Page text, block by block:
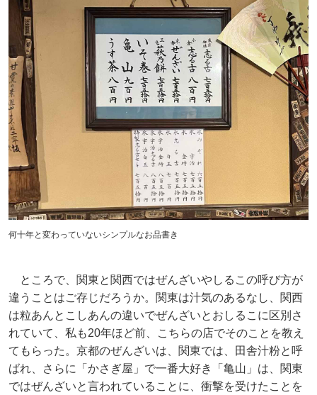
何十年と変わっていないシンプルなお品書き
ところで、関東と関西ではぜんざいやしるこの呼び方が
違うことはご存じだろうか。関東は汁気のあるなし、関西
は粒あんとこしあんの違いでぜんざいとおしるこに区別さ
れていて、私も20年ほど前、こちらの店でそのことを教え
てもらった。京都のぜんざいは、関東では、田舎汁粉と呼
ばれ、さらに「かさぎ屋」で一番大好き「亀山」は、関東
ではぜんざいと言われていることに、衝撃を受けたことを